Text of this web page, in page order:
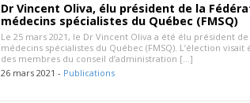
Dr Vincent Oliva, élu président de la
médecins spécialistes du Québec (FMSQ)
Le 25 mars 2021, le Dr Vincent Oliva a été élu président
médecins spécialistes du Québec (FMSQ). L’élection visait
des membres du conseil d’administration […]
26 mars 2021 - Publications